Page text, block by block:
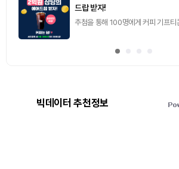
드랍 받자!
추첨을 통해 100명에게 커피 기프티
빅데이터 추천정보